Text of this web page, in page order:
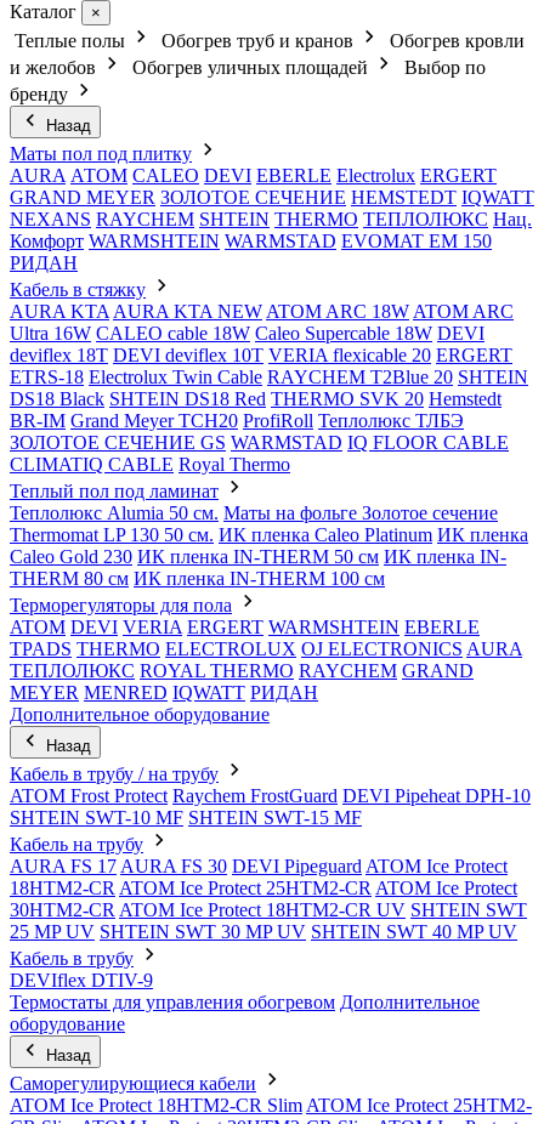
Каталог
×
Теплые полы Обогрев труб и кранов
Обогрев кровли
и желобов
Обогрев уличных площадей
Выбор по
бренду
Назад
Маты пол под плитку
AURA АТОМ CALEO DEVI EBERLE Electrolux ERGERT
GRAND MEYER ЗОЛОТОЕ СЕЧЕНИЕ HEMSTEDT IQWATT
NEXANS RAYCHEM SHTEIN THERMO ТЕПЛОЛЮКС Нац.
Комфорт WARMSHTEIN WARMSTAD EVOMAT EM 150
РИДАН
Кабель в стяжку
AURA KTA AURA KTA NEW ATOM ARC 18W ATOM ARC
Ultra 16W CALEO cable 18W Caleo Supercable 18W DEVI
deviflex 18T DEVI deviflex 10T VERIA flexicable 20 ERGERT
ETRS-18 Electrolux Twin Cable RAYCHEM T2Blue 20 SHTEIN
DS18 Black SHTEIN DS18 Red THERMO SVK 20 Hemstedt
BR-IM Grand Meyer TCH20 ProfiRoll Теплолюкс ТЛБЭ
ЗОЛОТОЕ СЕЧЕНИЕ GS WARMSTAD IQ FLOOR CABLE
CLIMATIQ CABLE Royal Thermo
Теплый пол под ламинат
Теплолюкс Alumia 50 см. Маты на фольге Золотое сечение
Thermomat LP 130 50 cм. ИК пленка Caleo Platinum ИК пленка
Caleo Gold 230 ИК пленка IN-THERM 50 см ИК пленка IN-
THERM 80 см ИК пленка IN-THERM 100 см
Терморегуляторы для пола
ATOM DEVI VERIA ERGERT WARMSHTEIN EBERLE
TPADS THERMO ELECTROLUX OJ ELECTRONICS AURA
ТЕПЛОЛЮКС ROYAL THERMO RAYCHEM GRAND
MEYER MENRED IQWATT РИДАН
Дополнительное оборудование
Назад
Кабель в трубу / на трубу
ATOM Frost Protect Raychem FrostGuard DEVI Pipeheat DPH-10
SHTEIN SWT-10 MF SHTEIN SWT-15 MF
Кабель на трубу
AURA FS 17 AURA FS 30 DEVI Pipeguard ATOM Ice Protect
18HTM2-CR ATOM Ice Protect 25HTM2-CR ATOM Ice Protect
30HTM2-CR ATOM Ice Protect 18HTM2-CR UV SHTEIN SWT
25 MP UV SHTEIN SWT 30 MP UV SHTEIN SWT 40 MP UV
Кабель в трубу
DEVIflex DTIV-9
Термостаты для управления обогревом Дополнительное
оборудование
Назад
Саморегулирующиеся кабели
ATOM Ice Protect 18HTM2-CR Slim ATOM Ice Protect 25HTM2-